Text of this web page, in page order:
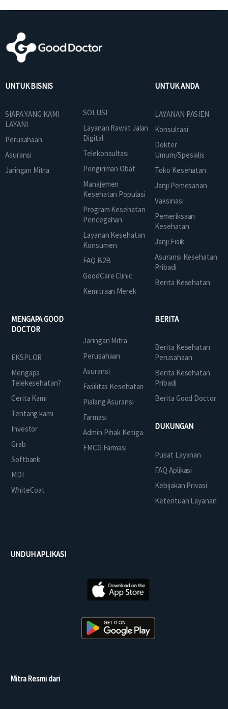
UNTUK BISNIS
SIAPA YANG KAMI
LAYANI
Perusahaan
Asuransi
Jaringan Mitra
SOLUSI
Layanan Rawat Jalan
Digital
Telekonsultasi
Pengiriman Obat
Manajemen
Kesehatan Populasi
Program Kesehatan
Pencegahan
Layanan Kesehatan
Konsumen
FAQ B2B
GoodCare Clinic
Kemitraan Merek
UNTUK ANDA
LAYANAN PASIEN
Konsultasi
Dokter
Umum/Spesialis
Toko Kesehatan
Janji Pemesanan
Vaksinasi
Pemeriksaan
Kesehatan
Janji Fisik
Asuransi Kesehatan
Pribadi
Berita Kesehatan
MENGAPA GOOD
DOCTOR
EKSPLOR
Mengapa
Telekesehatan?
Cerita Kami
Tentang kami
Investor
Grab
Softbank
MDI
WhiteCoat
Jaringan Mitra
Perusahaan
Asuransi
Fasilitas Kesehatan
Pialang Asuransi
Farmasi
Admin Pihak Ketiga
FMCG Farmasi
BERITA
Berita Kesehatan
Perusahaan
Berita Kesehatan
Pribadi
Berita Good Doctor
DUKUNGAN
Pusat Layanan
FAQ Aplikasi
Kebijakan Privasi
Ketentuan Layanan
UNDUH APLIKASI
Mitra Resmi dari